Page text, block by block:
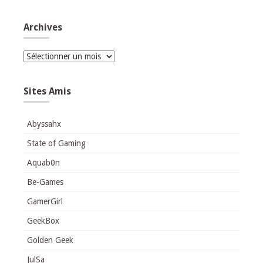
Archives
Archives
Sites Amis
Abyssahx
State of Gaming
Aquab0n
Be-Games
GamerGirl
GeekBox
Golden Geek
JulSa